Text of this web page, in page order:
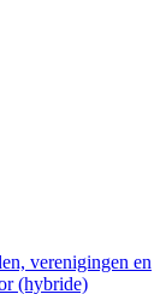
verenigingen en
(hybride)